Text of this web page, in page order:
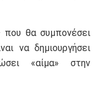
θα συμπονέσει
να δημιουργήσει
«αίμα» στην